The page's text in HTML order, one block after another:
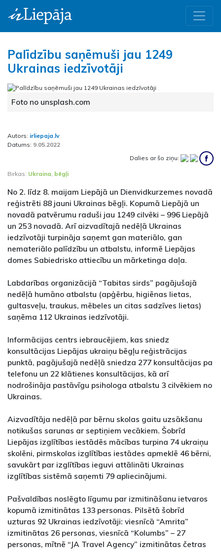
Palīdzību saņēmuši jau 1249
Ukrainas iedzīvotāji
Foto no unsplash.com
Autors: irliepaja.lv
Datums: 9.05.2022
Dalies ar šo ziņu:
Birkas: Ukraina bēgļi
No 2. līdz 8. maijam Liepājā un Dienvidkurzemes novadā
reģistrēti 88 jauni Ukrainas bēgļi. Kopumā Liepājā un
novadā patvērumu raduši jau 1249 cilvēki – 996 Liepājā
un 253 novadā. Arī aizvadītajā nedēļā Ukrainas
iedzīvotāji turpināja saņemt gan materiālo, gan
nemateriālo palīdzību un atbalstu, informē Liepājas
domes Sabiedrisko attiecību un mārketinga daļa.
Labdarības organizācijā “Tabitas sirds” pagājušajā
nedēļā humāno atbalstu (apģērbu, higiēnas lietas,
gultasveļu, traukus, mēbeles un citas sadzīves lietas)
saņēma 112 Ukrainas iedzīvotāji.
Informācijas centrs iebraucējiem, kas sniedz
konsultācijas Liepājas ukraiņu bēgļu reģistrācijas
punktā, pagājušajā nedēļā sniedza 277 konsultācijas pa
telefonu un 22 klātienes konsultācijas, kā arī
nodrošināja pastāvīgu psihologa atbalstu 3 cilvēkiem no
Ukrainas.
Aizvadītāja nedēļā par bērnu skolas gaitu uzsākšanu
notikušas sarunas ar septiņiem vecākiem. Šobrīd
Liepājas izglītības iestādēs mācības turpina 74 ukraiņu
skolēni, pirmskolas izglītības iestādes apmeklē 46 bērni,
savukārt par izglītības ieguvi attālināti Ukrainas
izglītības sistēmā saņemti 79 apliecinājumi.
Pašvaldības noslēgto līgumu par izmitināšanu ietvaros
kopumā izmitinātas 133 personas. Pilsētā šobrīd
uzturas 92 Ukrainas iedzīvotāji: viesnīcā “Amrita”
izmitinātas 26 personas, viesnīcā “Kolumbs” – 27
personas, mītnē “JA Travel Agency” izmitinātas četras